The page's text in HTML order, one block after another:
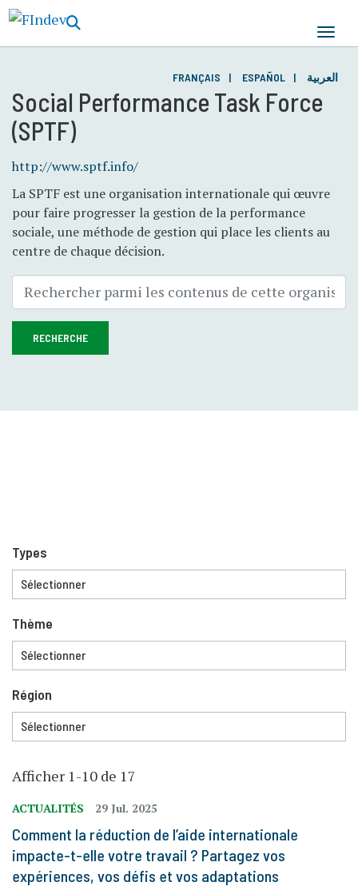
principal
Social Performance Task Force
(SPTF)
http://www.sptf.info/
La SPTF est une organisation internationale qui œuvre
pour faire progresser la gestion de la performance
sociale, une méthode de gestion qui place les clients au
centre de chaque décision.
FRANÇAIS ESPAÑOL العربية
RECHERCHE
Afficher 1-10 de 17
ACTUALITÉS 29 Jul. 2025
Comment la réduction de l’aide internationale
impacte-t-elle votre travail ? Partagez vos
expériences, vos défis et vos adaptations
Types
Thème
Région